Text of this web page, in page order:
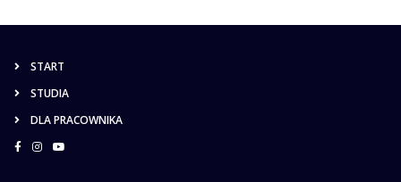
START
STUDIA
DLA PRACOWNIKA